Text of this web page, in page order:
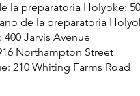
la preparatoria Holyoke:
de la preparatoria
400 Jarvis Avenue
Northampton Street
210 Whiting Farms Road